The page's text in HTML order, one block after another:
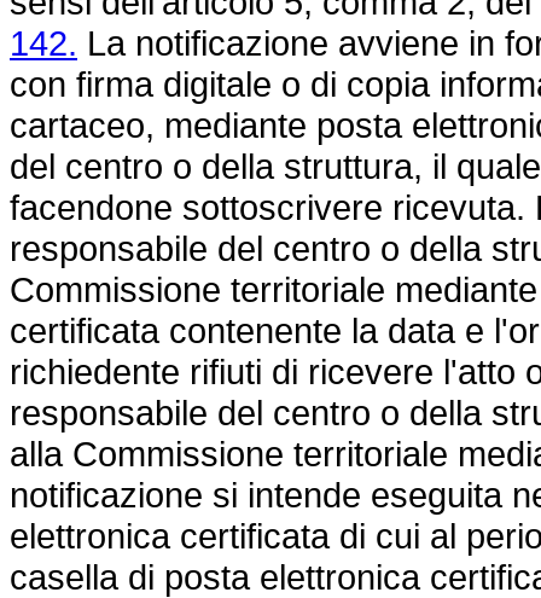
142. La notificazione avviene in
con firma digitale o di copia
cartaceo, mediante posta
del centro o della struttura, il
facendone sottoscrivere ricevuta.
responsabile del centro o della
Commissione territoriale
certificata contenente la data e
richiedente rifiuti di ricevere l'atto
responsabile del centro o della
alla Commissione territoriale
notificazione si intende eseguita
elettronica certificata di cui al
casella di posta elettronica